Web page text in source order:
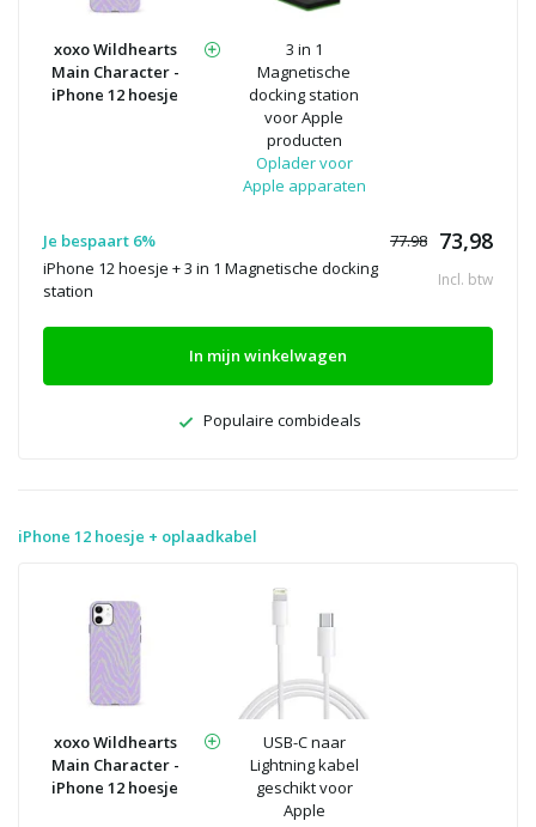
xoxo Wildhearts
Main Character -
iPhone 12 hoesje
3 in 1
Magnetische
docking station
voor Apple
producten
Oplader voor
Apple apparaten
Je bespaart 6% 77.98 73,98
iPhone 12 hoesje + 3 in 1 Magnetische docking
station
Incl. btw
In mijn winkelwagen
Populaire combideals
iPhone 12 hoesje + oplaadkabel
xoxo Wildhearts
Main Character -
iPhone 12 hoesje
USB-C naar
Lightning kabel
geschikt voor
Apple